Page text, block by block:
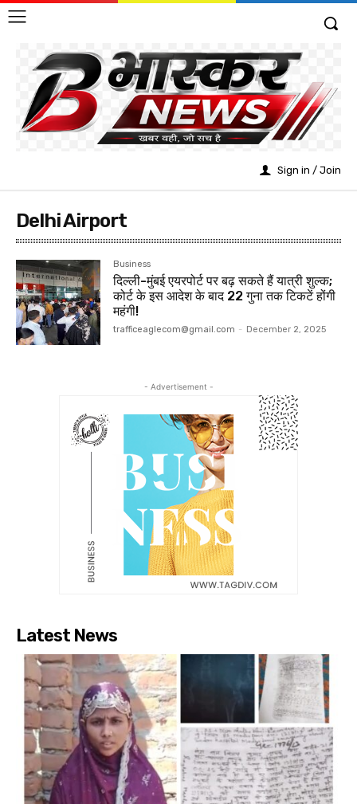
Sign in / Join
Delhi Airport
Business
दिल्ली-मुंबई एयरपोर्ट पर बढ़ सकते हैं यात्री शुल्क;
कोर्ट के इस आदेश के बाद 22 गुना तक टिकटें होंगी
महंगी!
trafficeaglecom@gmail.com - December 2, 2025
- Advertisement -
Latest News